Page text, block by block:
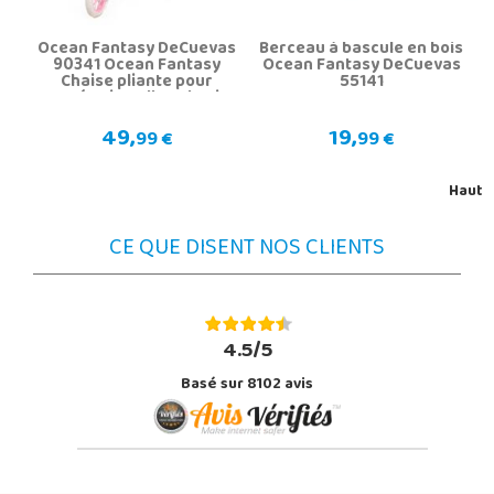
Ocean Fantasy DeCuevas
90341 Ocean Fantasy
Chaise pliante pour
poupées jumelles Chariot
49,99 €
Berceau à bascule en bois
Ocean Fantasy DeCuevas
55141
19,99 €
Haut
CE QUE DISENT NOS CLIENTS
4.5/5
Basé sur 8102 avis